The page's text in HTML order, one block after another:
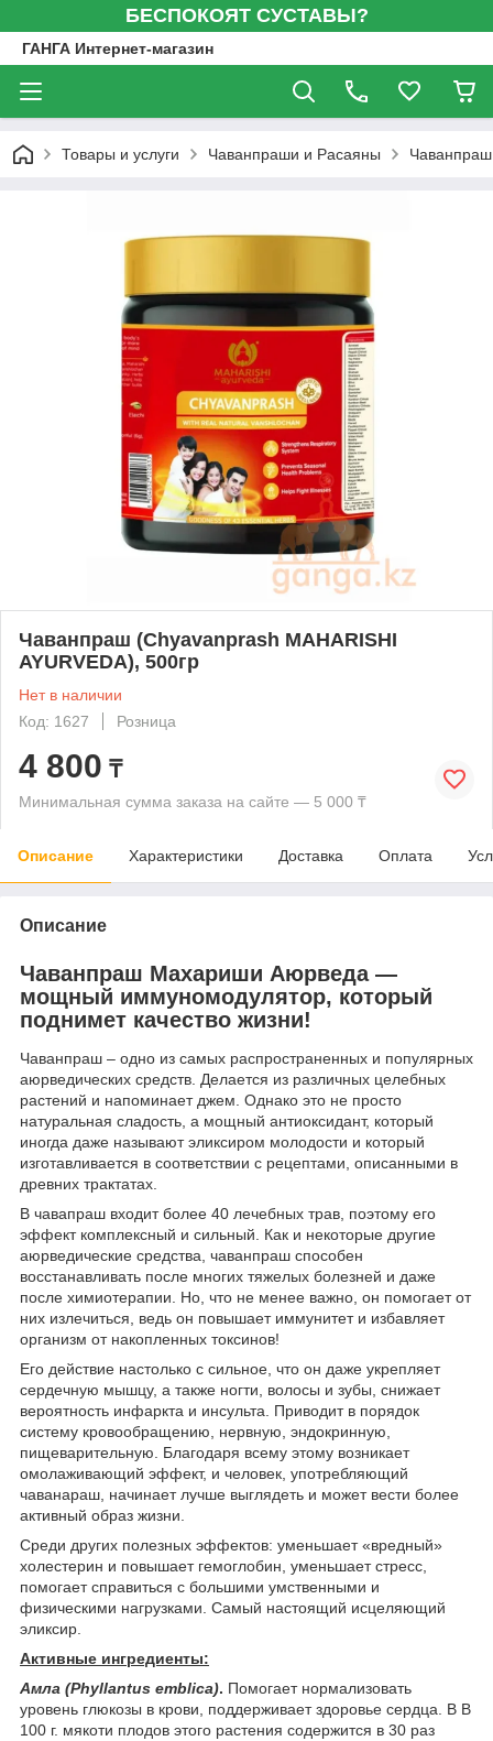
БЕСПОКОЯТ СУСТАВЫ?
ГАНГА Интернет-магазин
Товары и услуги Чаванпраши и Расаяны Чаванпраш
Чаванпраш (Chyavanprash MAHARISHI
AYURVEDA), 500гр
Нет в наличии
Код: 1627
Розница
4 800 ₸
Минимальная сумма заказа на сайте — 5 000 ₸
Описание Характеристики Доставка Оплата
Описание
Чаванпраш Махариши Аюрведа—
мощный иммуномодулятор, который
поднимет качество жизни!
Чаванпраш – одно из самых распространенных и популярных
аюрведических средств. Делается из различных целебных
растений и напоминает джем. Однако это не просто
натуральная сладость, а мощный антиоксидант, который
иногда даже называют эликсиром молодости и который
изготавливается в соответствии с рецептами, описанными в
древних трактатах.
В чавапраш входит более 40 лечебных трав, поэтому его
эффект комплексный и сильный. Как и некоторые другие
аюрведические средства, чаванпраш способен
восстанавливать после многих тяжелых болезней и даже
после химиотерапии. Но, что не менее важно, он помогает от
них излечиться, ведь он повышает иммунитет и избавляет
организм от накопленных токсинов!
Его действие настолько с сильное, что он даже укрепляет
сердечную мышцу, а также ногти, волосы и зубы, снижает
вероятность инфаркта и инсульта. Приводит в порядок
систему кровообращению, нервную, эндокринную,
пищеварительную. Благодаря всему этому возникает
омолаживающий эффект, и человек, употребляющий
чаванараш, начинает лучше выглядеть и может вести более
активный образ жизни.
Среди других полезных эффектов: уменьшает «вредный»
холестерин и повышает гемоглобин, уменьшает стресс,
помогает справиться с большими умственными и
физическими нагрузками. Самый настоящий исцеляющий
эликсир.
Активные ингредиенты:
Амла (Phyllantus emblica). Помогает нормализовать
уровень глюкозы в крови, поддерживает здоровье сердца. В В
100 г. мякоти плодов этого растения содержится в 30 раз